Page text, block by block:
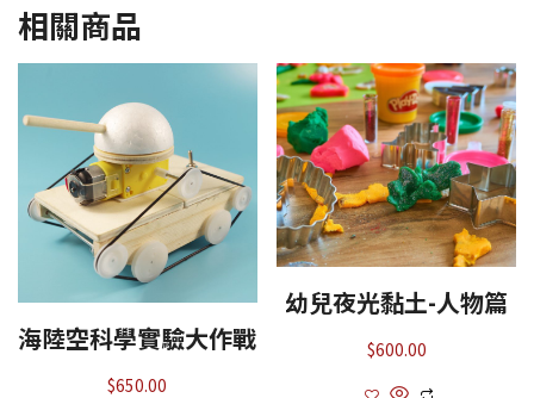
相關商品
海陸空科學實驗大作戰
$650.00
幼兒夜光黏土-人物篇
$600.00